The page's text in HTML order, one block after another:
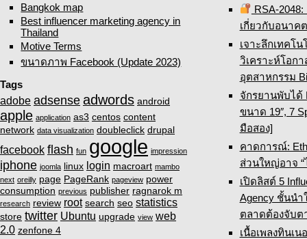
Bangkok map
Best influencer marketing agency in
Thailand
Motive Terms
ขนาดภาพ Facebook (Update 2023)
Tags
adobe adsense adwords android
apple application as3 centos content
network data visualization doubleclick drupal
facebook flash fun google impression
iphone joomla linux login macroart mambo
next oreilly page PageRank pageview power
consumption previous publisher ragnarok m
research review root search seo statistics
store twitter Ubuntu upgrade view web
2.0 zenfone 4
RSA-
เกี่ยวกับอนาค
เจาะลึกเทคโ
วิเคราะห์โอก
อุตสาหกรรม
จักรยานพับได้
ขนาด 19″, 7
มือสอง]
คาดการณ์:
ส่วนใหญ่อาจ “
เปิดลิสต์ 5
Agency ชั้นนำ
ตลาดต้องจับต
เนื้อเพลงทินเ